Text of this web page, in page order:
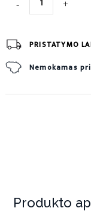
PRISTATYMO
Nemokamas
Produkto